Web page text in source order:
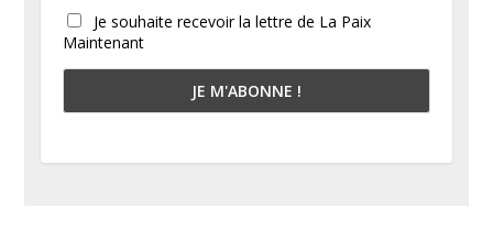
Je souhaite recevoir la lettre de La Paix
Maintenant